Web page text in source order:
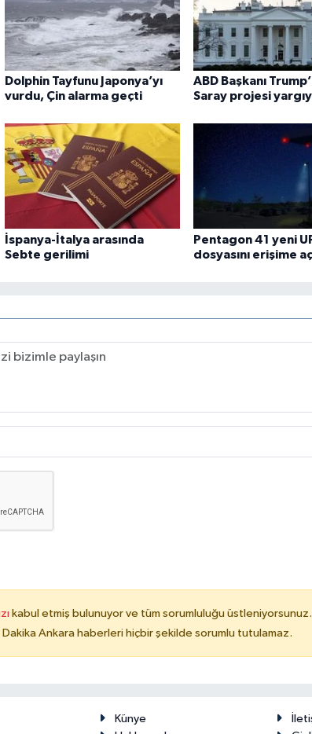
Dolphin Tayfunu Japonya’yı
vurdu, Çin alarma geçti
ABD Başkanı
Saray projesi
İspanya-İtalya arasında
Sebte gerilimi
Pentagon 41 yeni
dosyasını erişime
kabul etmiş bulunuyor ve tüm sorumluluğu üstleniyorsunuz.
Ankara haberleri hiçbir şekilde sorumlu tutulamaz.
Künye